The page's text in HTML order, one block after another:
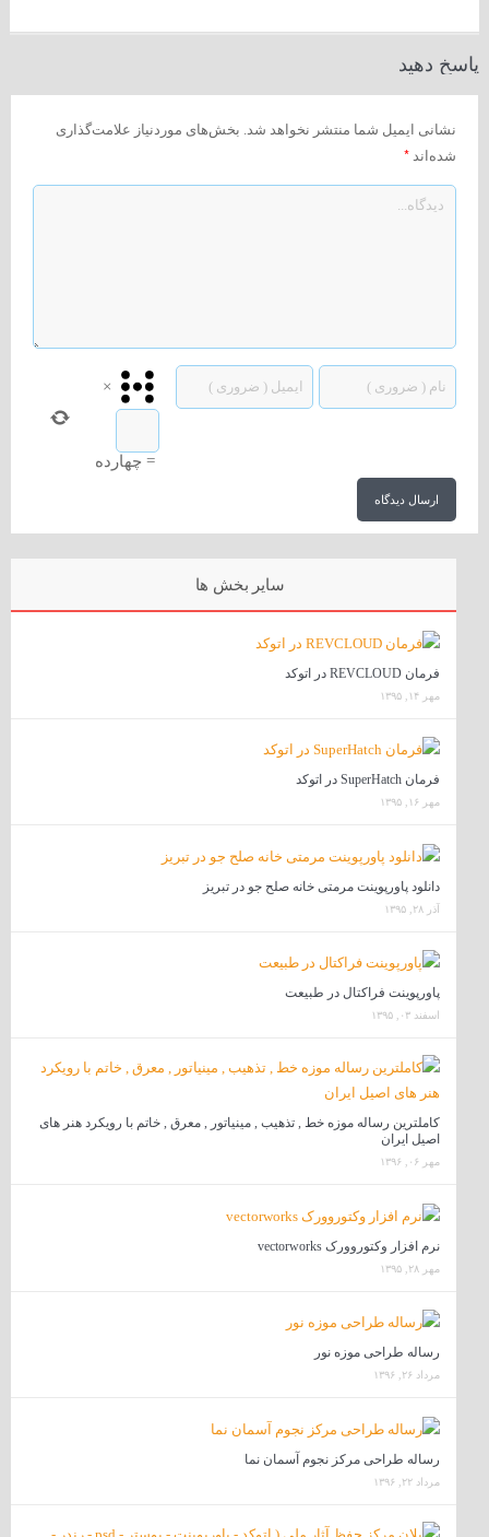
پاسخ دهید
نشانی ایمیل شما منتشر نخواهد شد. بخش‌های موردنیاز علامت‌گذاری
شده‌اند *
×
= چهارده
سایر بخش ها
فرمان REVCLOUD در اتوکد
مهر ۱۴, ۱۳۹۵
فرمان SuperHatch در اتوکد
مهر ۱۶, ۱۳۹۵
دانلود پاورپوینت مرمتی خانه صلح جو در تبریز
آذر ۲۸, ۱۳۹۵
پاورپوینت فراکتال در طبیعت
اسفند ۰۳, ۱۳۹۵
کاملترین رساله موزه خط , تذهیب , مینیاتور , معرق , خاتم با رویکرد هنر های
اصیل ایران
مهر ۰۶, ۱۳۹۶
نرم افزار وکتوروورک vectorworks
مهر ۲۸, ۱۳۹۵
رساله طراحی موزه نور
مرداد ۲۶, ۱۳۹۶
رساله طراحی مرکز نجوم آسمان نما
مرداد ۲۲, ۱۳۹۶